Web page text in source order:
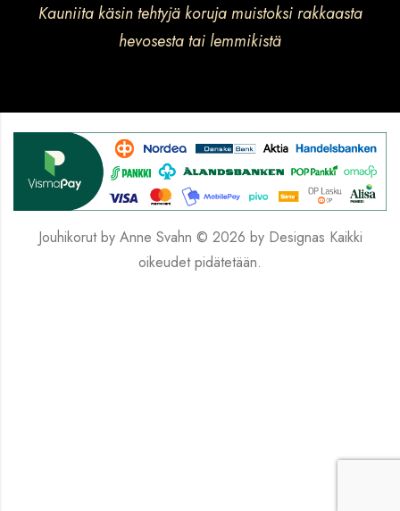
Kauniita käsin tehtyjä koruja muistoksi rakkaasta
hevosesta tai lemmikistä
Jouhikorut by Anne Svahn © 2026 by Designas Kaikki
oikeudet pidätetään.